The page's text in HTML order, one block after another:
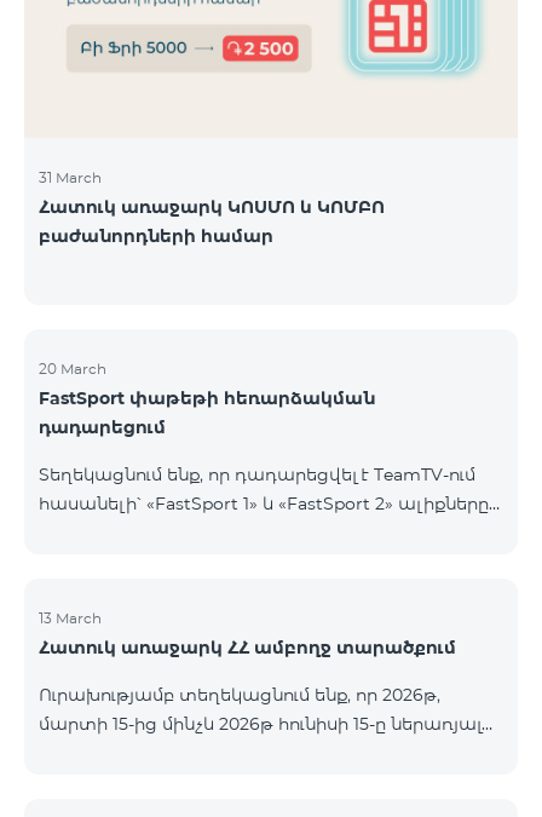
31 March
Հատուկ առաջարկ ԿՈՍՄՈ և ԿՈՄԲՈ
բաժանորդների համար
20 March
FastSport փաթեթի հեռարձակման
դադարեցում
Տեղեկացնում ենք, որ դադարեցվել է TeamTV-ում
հասանելի՝ «FastSport 1» և «FastSport 2» ալիքները
Հարցերի կամ լրացուցիչ տեղեկությունների
համար խնդրում ենք դիմել «Ֆասթ Մեդիա»
13 March
Հատուկ առաջարկ ՀՀ ամբողջ տարածքում
Ուրախությամբ տեղեկացնում ենք, որ 2026թ,
մարտի 15-ից մինչև 2026թ հունիսի 15-ը ներառյալ